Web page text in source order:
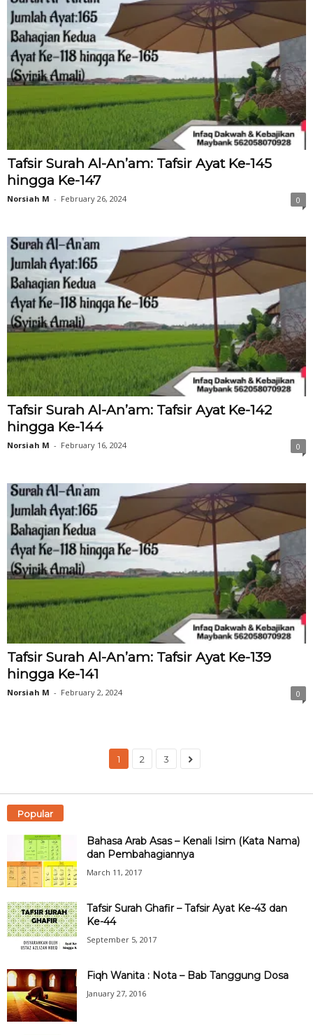
Tafsir Surah Al-An’am: Tafsir Ayat Ke-145
hingga Ke-147
Norsiah M - February 26, 2024 0
Tafsir Surah Al-An’am: Tafsir Ayat Ke-142
hingga Ke-144
Norsiah M - February 16, 2024 0
Tafsir Surah Al-An’am: Tafsir Ayat Ke-139
hingga Ke-141
Norsiah M - February 2, 2024 0
1 2 3
Popular
Bahasa Arab Asas – Kenali Isim (Kata Nama)
dan Pembahagiannya
March 11, 2017
Tafsir Surah Ghafir – Tafsir Ayat Ke-43 dan
Ke-44
September 5, 2017
Fiqh Wanita : Nota – Bab Tanggung Dosa
January 27, 2016